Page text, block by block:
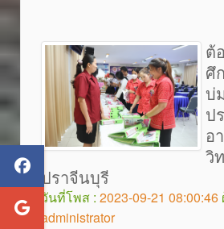
ต้
ศึ
บ่
ป
อ
วิ
ปราจีนบุรี
วันที่โพส : 2023-09-21 08:00:46
administrator